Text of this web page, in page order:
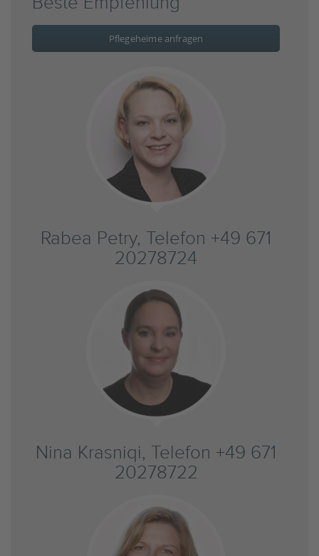
Pflegeheime anfragen
Rabea Petry, Telefon +49 671
20278724
Nina Krasniqi, Telefon +49 671
20278722